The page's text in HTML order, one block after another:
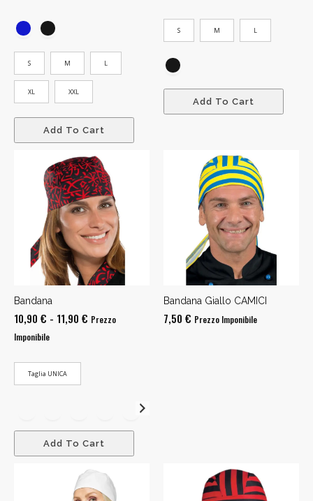
S M L
XL XXL
Add To Cart
S M L
Add To Cart
Bandana
10,90 € - 11,90 € Fascia
Prezzo
Imponibile
Taglia UNICA
Add To Cart
Bandana Giallo CAMICI
7,50 € Prezzo Imponibile